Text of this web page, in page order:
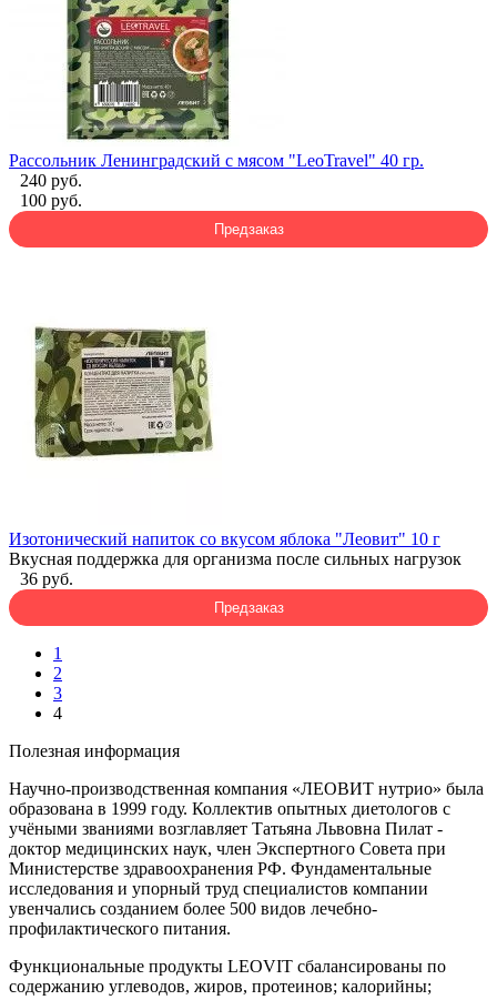
Рассольник Ленинградский с мясом "LeoTravel" 40 гр.
240 руб.
100 руб.
Предзаказ
Изотонический напиток со вкусом яблока "Леовит" 10 г
Вкусная поддержка для организма после сильных нагрузок
36 руб.
Предзаказ
1
2
3
4
Полезная информация
Научно-производственная компания «ЛЕОВИТ нутрио» была
образована в 1999 году. Коллектив опытных диетологов с
учёными званиями возглавляет Татьяна Львовна Пилат -
доктор медицинских наук, член Экспертного Совета при
Министерстве здравоохранения РФ. Фундаментальные
исследования и упорный труд специалистов компании
увенчались созданием более 500 видов лечебно-
профилактического питания.
Функциональные продукты LEOVIT сбалансированы по
содержанию углеводов, жиров, протеинов; калорийны;